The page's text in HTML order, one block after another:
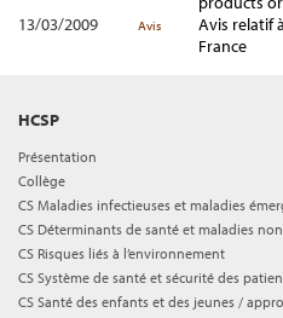
13/03/2009
Avis
Avis relatif
France
HCSP
Présentation
Collège
CS Maladies infectieuses et maladies
CS Déterminants de santé et maladies
CS Risques liés à l’environnement
CS Système de santé et sécurité des
CS Santé des enfants et des jeunes /